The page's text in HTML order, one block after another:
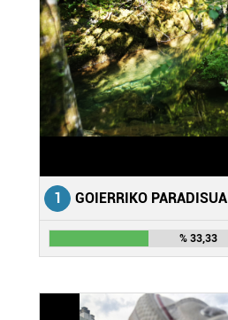
1 GOIERRIKO PARADISUA
% 33,33